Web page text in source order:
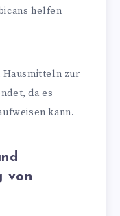
helfen
Hausmitteln zur
da es
kann.
von